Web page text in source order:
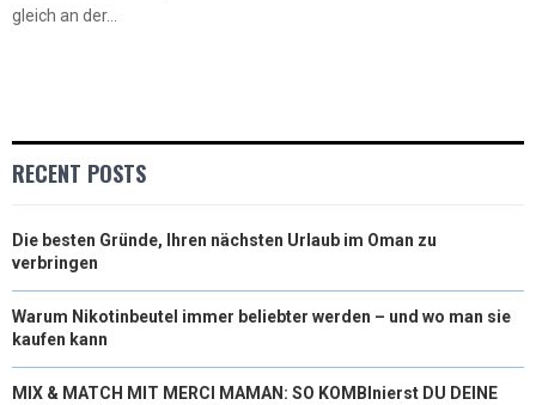
gleich an der...
RECENT POSTS
Die besten Gründe, Ihren nächsten Urlaub im Oman zu
verbringen
Warum Nikotinbeutel immer beliebter werden – und wo man sie
kaufen kann
MIX & MATCH MIT MERCI MAMAN: SO KOMBInierst DU DEINE